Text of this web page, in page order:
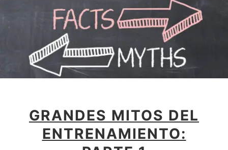
GRANDES MITOS DEL
ENTRENAMIENTO: